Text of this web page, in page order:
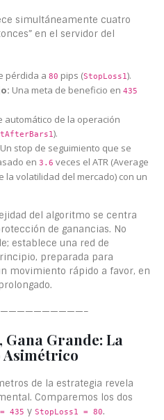
simultáneamente cuatro
en el servidor del
pérdida a 80 pips (StopLoss1).
Una meta de beneficio en 435
automático de la operación
).
Un stop de seguimiento que se
en 3.6 veces el ATR (Average
la volatilidad del mercado) con un
del algoritmo se centra
de ganancias. No
establece una red de
preparada para
movimiento rápido a favor, en
Gana Grande: La
Asimétrico
de la estrategia revela
Comparemos los dos
435 y StopLoss1 = 80.